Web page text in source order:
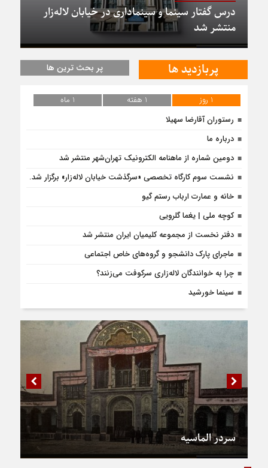
درس گفتار سینما و سینماداری در خیابان لاله‌زار
منتشر شد
پربازدید ها پر بحث ترین ها
1 روز 1 هفته
1 ماه
رستوران آقارضا سهیلا
درباره ما
دومین شماره از ماهنامه الکترونیک تهران‌شهر منتشر شد
نشست سوم کارگاه تخصصی «سرگذشت خیابان لاله‌زار» برگزار شد.
خانه و عمارت ارباب رستم گیو
کوچه ملی | یغما گلرویی
دفتر نخست از مجموعه کلیمیان ایران منتشر شد
ماجرای پارک دانشجو و گروه‌های خاص اجتماعی
چرا به خوانندگان لاله‌زاری سرکوفت می‌زنند؟
سینما خورشید
سردر الماسیه